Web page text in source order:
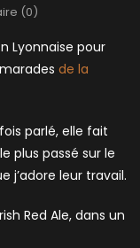
(0)
Lyonnaise pour
de la
parlé, elle fait
plus passé sur le
j’adore leur travail.
Red Ale, dans un